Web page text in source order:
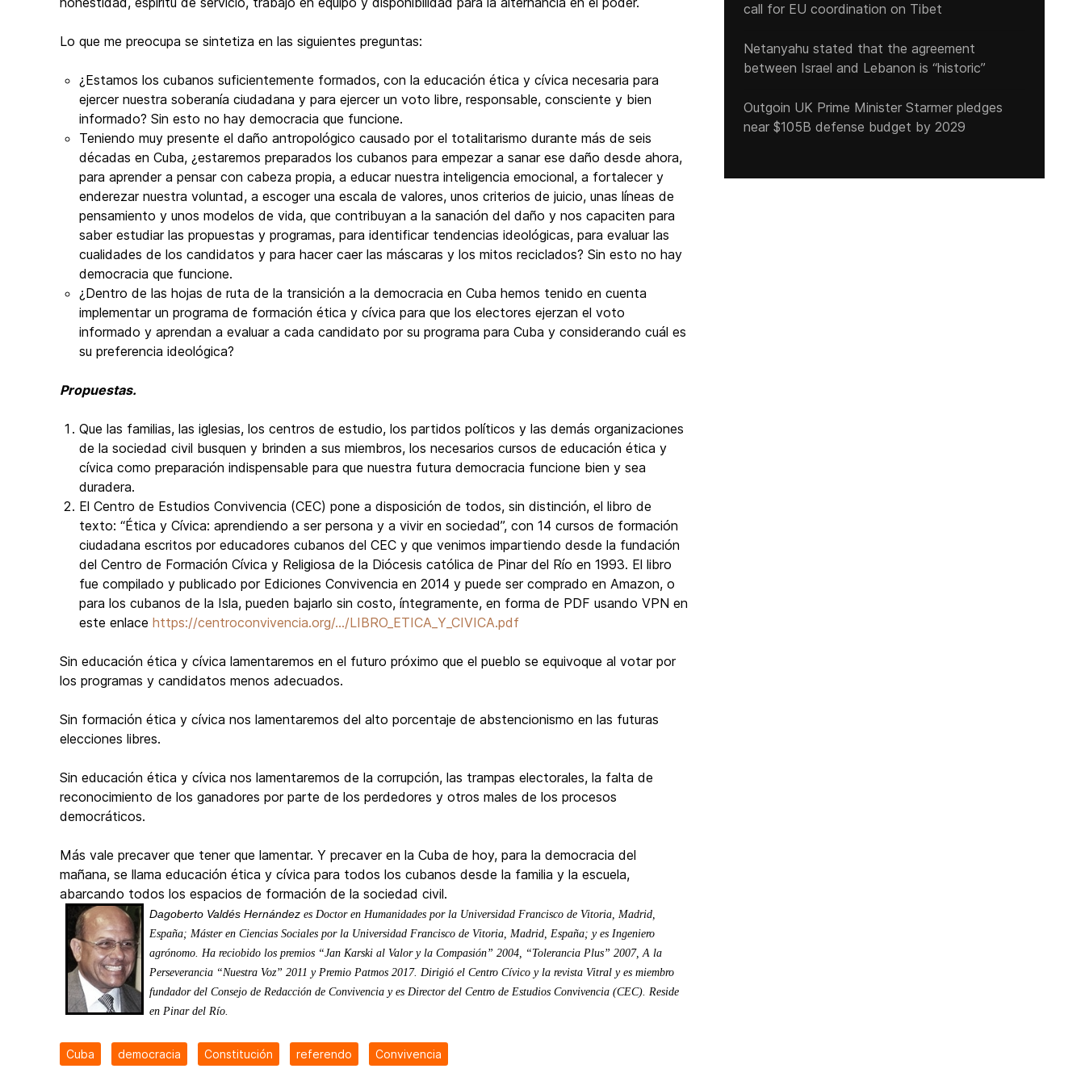
Lo que me preocupa se sintetiza en las siguientes preguntas:
¿Estamos los cubanos suficientemente formados, con la educación ética y cívica necesaria para
ejercer nuestra soberanía ciudadana y para ejercer un voto libre, responsable, consciente y bien
informado? Sin esto no hay democracia que funcione.
⁠Teniendo muy presente el daño antropológico causado por el totalitarismo durante más de seis
décadas en Cuba, ¿estaremos preparados los cubanos para empezar a sanar ese daño desde ahora,
para aprender a pensar con cabeza propia, a educar nuestra inteligencia emocional, a fortalecer y
enderezar nuestra voluntad, a escoger una escala de valores, unos criterios de juicio, unas líneas de
pensamiento y unos modelos de vida, que contribuyan a la sanación del daño y nos capaciten para
saber estudiar las propuestas y programas, para identificar tendencias ideológicas, para evaluar las
cualidades de los candidatos y para hacer caer las máscaras y los mitos reciclados? Sin esto no hay
democracia que funcione.
⁠¿Dentro de las hojas de ruta de la transición a la democracia en Cuba hemos tenido en cuenta
implementar un programa de formación ética y cívica para que los electores ejerzan el voto
informado y aprendan a evaluar a cada candidato por su programa para Cuba y considerando cuál es
su preferencia ideológica?
Propuestas.
⁠Que las familias, las iglesias, los centros de estudio, los partidos políticos y las demás organizaciones
de la sociedad civil busquen y brinden a sus miembros, los necesarios cursos de educación ética y
cívica como preparación indispensable para que nuestra futura democracia funcione bien y sea
duradera.
⁠El Centro de Estudios Convivencia (CEC) pone a disposición de todos, sin distinción, el libro de
texto: “Ética y Cívica: aprendiendo a ser persona y a vivir en sociedad”, con 14 cursos de formación
ciudadana escritos por educadores cubanos del CEC y que venimos impartiendo desde la fundación
del Centro de Formación Cívica y Religiosa de la Diócesis católica de Pinar del Río en 1993. El libro
fue compilado y publicado por Ediciones Convivencia en 2014 y puede ser comprado en Amazon, o
para los cubanos de la Isla, pueden bajarlo sin costo, íntegramente, en forma de PDF usando VPN en
este enlace https://centroconvivencia.org/.../LIBRO_ETICA_Y_CIVICA.pdf
Sin educación ética y cívica lamentaremos en el futuro próximo que el pueblo se equivoque al votar por
los programas y candidatos menos adecuados.
Sin formación ética y cívica nos lamentaremos del alto porcentaje de abstencionismo en las futuras
elecciones libres.
Sin educación ética y cívica nos lamentaremos de la corrupción, las trampas electorales, la falta de
reconocimiento de los ganadores por parte de los perdedores y otros males de los procesos
democráticos.
Más vale precaver que tener que lamentar. Y precaver en la Cuba de hoy, para la democracia del
mañana, se llama educación ética y cívica para todos los cubanos desde la familia y la escuela,
abarcando todos los espacios de formación de la sociedad civil.
Dagoberto Valdés Hernández es Doctor en Humanidades por la Universidad Francisco de Vitoria, Madrid,
España; Máster en Ciencias Sociales por la Universidad Francisco de Vitoria, Madrid, España; y es Ingeniero
agrónomo. Ha reciobido los premios “Jan Karski al Valor y la Compasión” 2004, “Tolerancia Plus” 2007, A la
Perseverancia “Nuestra Voz” 2011 y Premio Patmos 2017. Dirigió el Centro Cívico y la revista Vitral y es miembro
fundador del Consejo de Redacción de Convivencia y es Director del Centro de Estudios Convivencia (CEC). Reside
en Pinar del Río.
Cuba democracia Constitución referendo Convivencia
call for EU coordination on Tibet
Netanyahu stated that the agreement
between Israel and Lebanon is “historic”
Outgoin UK Prime Minister Starmer pledges
near $105B defense budget by 2029